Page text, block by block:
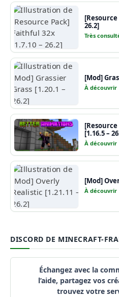
26.2]
Très
[Mod]
À découvrir
[1.16.5 –
À découvrir
[Mod]
À découvrir
DISCORD DE MINECRAFT-
Échangez avec la
l’aide, partagez vos
trouvez votre